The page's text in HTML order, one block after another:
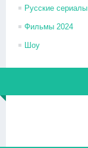
Русские сериалы
Фильмы 2024
Шоу